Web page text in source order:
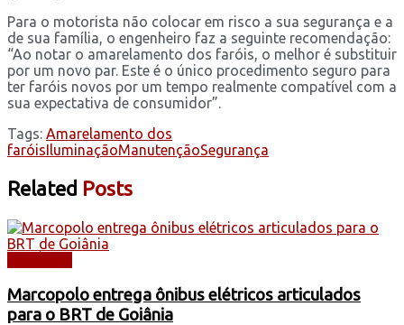
Para o motorista não colocar em risco a sua segurança e a
de sua família, o engenheiro faz a seguinte recomendação:
“Ao notar o amarelamento dos faróis, o melhor é substituir
por um novo par. Este é o único procedimento seguro para
ter faróis novos por um tempo realmente compatível com a
sua expectativa de consumidor”.
Tags: Amarelamento dos
faróisIluminaçãoManutençãoSegurança
Related Posts
Marcopolo entrega ônibus elétricos articulados
para o BRT de Goiânia